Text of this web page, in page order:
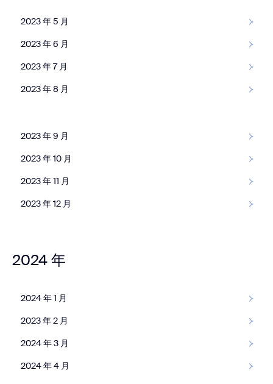
2023 年 5 月
2023 年 6 月
2023 年 7 月
2023 年 8 月
2023 年 9 月
2023 年 10 月
2023 年 10 月
2023 年 11 月
2023 年 11 月
2023 年 12 月
2023 年 12 月
2024 年
2024 年 1 月
2023 年 2 月
2024 年 3 月
2024 年 4 月